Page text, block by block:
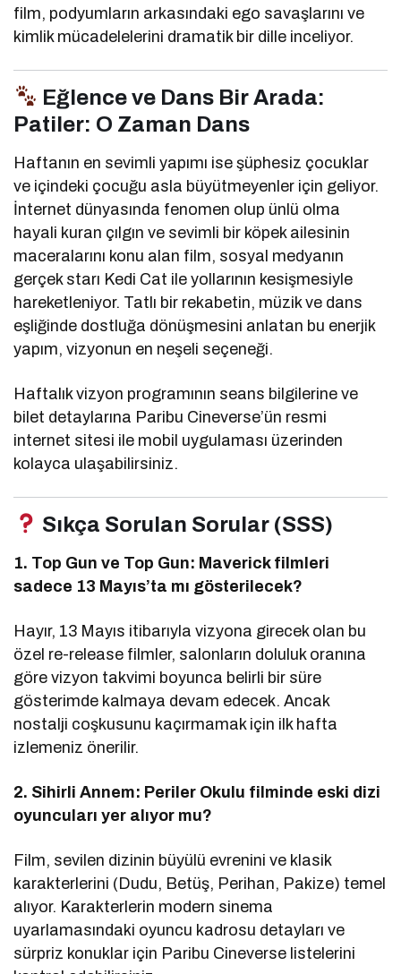
film, podyumların arkasındaki ego savaşlarını ve
kimlik mücadelelerini dramatik bir dille inceliyor.
Eğlence ve Dans Bir Arada:
Patiler: O Zaman Dans
Haftanın en sevimli yapımı ise şüphesiz çocuklar
ve içindeki çocuğu asla büyütmeyenler için geliyor.
İnternet dünyasında fenomen olup ünlü olma
hayali kuran çılgın ve sevimli bir köpek ailesinin
maceralarını konu alan film, sosyal medyanın
gerçek starı Kedi Cat ile yollarının kesişmesiyle
hareketleniyor. Tatlı bir rekabetin, müzik ve dans
eşliğinde dostluğa dönüşmesini anlatan bu enerjik
yapım, vizyonun en neşeli seçeneği.
Haftalık vizyon programının seans bilgilerine ve
bilet detaylarına Paribu Cineverse’ün resmi
internet sitesi ile mobil uygulaması üzerinden
kolayca ulaşabilirsiniz.
Sıkça Sorulan Sorular (SSS)
1. Top Gun ve Top Gun: Maverick filmleri
sadece 13 Mayıs’ta mı gösterilecek?
Hayır, 13 Mayıs itibarıyla vizyona girecek olan bu
özel re-release filmler, salonların doluluk oranına
göre vizyon takvimi boyunca belirli bir süre
gösterimde kalmaya devam edecek. Ancak
nostalji coşkusunu kaçırmamak için ilk hafta
izlemeniz önerilir.
2. Sihirli Annem: Periler Okulu filminde eski dizi
oyuncuları yer alıyor mu?
Film, sevilen dizinin büyülü evrenini ve klasik
karakterlerini (Dudu, Betüş, Perihan, Pakize) temel
alıyor. Karakterlerin modern sinema
uyarlamasındaki oyuncu kadrosu detayları ve
sürpriz konuklar için Paribu Cineverse listelerini